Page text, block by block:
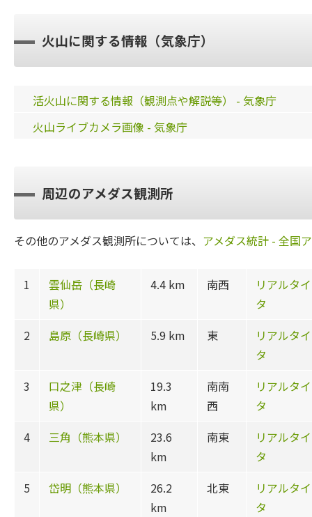
火山に関する情報（気象庁）
活火山に関する情報（観測点や解説等） - 気象庁
火山ライブカメラ画像 - 気象庁
周辺のアメダス観測所
その他のアメダス観測所については、 アメダス統計 - 全国
1
雲仙岳（長崎
県）
4.4 km 南西
リアルタ
タ
2
島原（長崎県） 5.9 km 東
リアルタ
タ
3
口之津（長崎
県）
19.3
km
南南
西
リアルタ
タ
4
三角（熊本県）
23.6
km
南東
リアルタ
タ
5
岱明（熊本県）
26.2
km
北東
リアルタ
タ